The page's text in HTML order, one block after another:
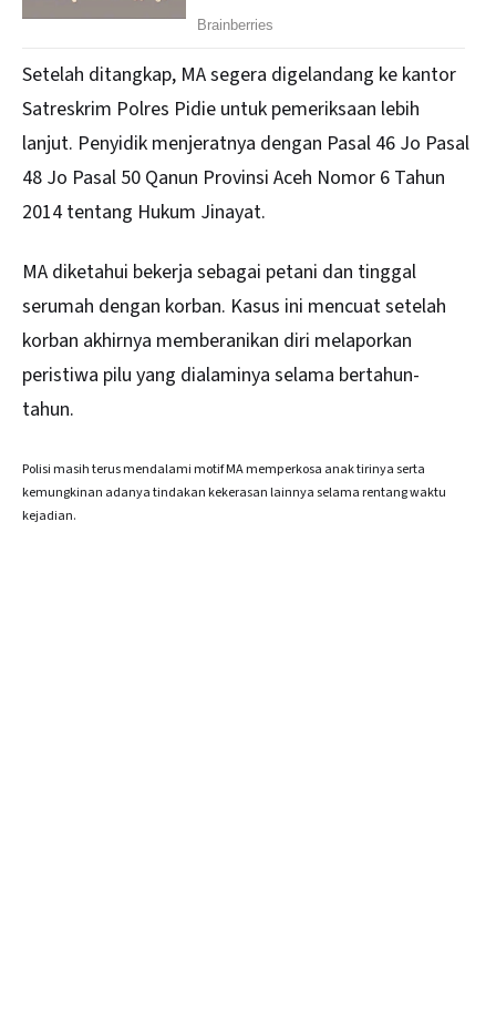
Setelah ditangkap, MA segera digelandang ke kantor
Satreskrim Polres Pidie untuk pemeriksaan lebih
lanjut. Penyidik menjeratnya dengan Pasal 46 Jo Pasal
48 Jo Pasal 50 Qanun Provinsi Aceh Nomor 6 Tahun
2014 tentang Hukum Jinayat.
MA diketahui bekerja sebagai petani dan tinggal
serumah dengan korban. Kasus ini mencuat setelah
korban akhirnya memberanikan diri melaporkan
peristiwa pilu yang dialaminya selama bertahun-
tahun.
Polisi masih terus mendalami motif MA memperkosa anak tirinya serta
kemungkinan adanya tindakan kekerasan lainnya selama rentang waktu
kejadian.